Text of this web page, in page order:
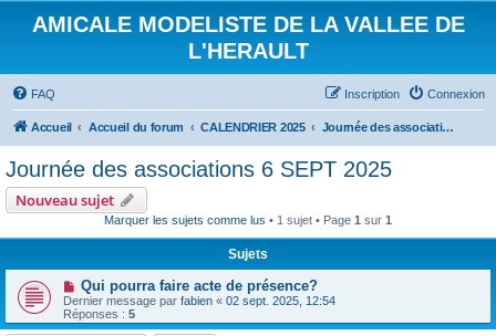
AMICALE MODELISTE DE LA VALLEE DE
L'HERAULT
FAQ Connexion
Inscription
Accueil Accueil du forum CALENDRIER 2025 Journée des associations 6 SEPT 2025
Journée des associations 6 SEPT 2025
Nouveau sujet
Marquer les sujets comme lus • 1 sujet • Page 1 sur 1
Sujets
Qui pourra faire acte de présence?
Dernier message par fabien « 02 sept. 2025, 12:54
Réponses : 5